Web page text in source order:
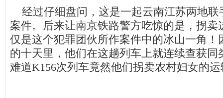
经过仔细盘问，这是一起云南江苏两地联
案件。后来让南京铁路警方吃惊的是，拐卖
仅是这个犯罪团伙所作案件中的冰山一角！
的十天里，他们在这趟列车上就连续查获同
难道K156次列车竟然他们拐卖农村妇女的